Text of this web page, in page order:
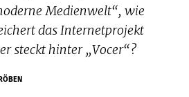
Medienwelt“, wie
das Internetprojekt
steckt hinter „Vocer“?